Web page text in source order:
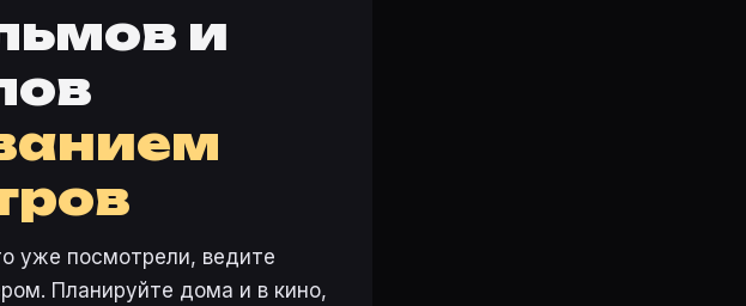
и
уже посмотрели, ведите
Планируйте дома и в кино,